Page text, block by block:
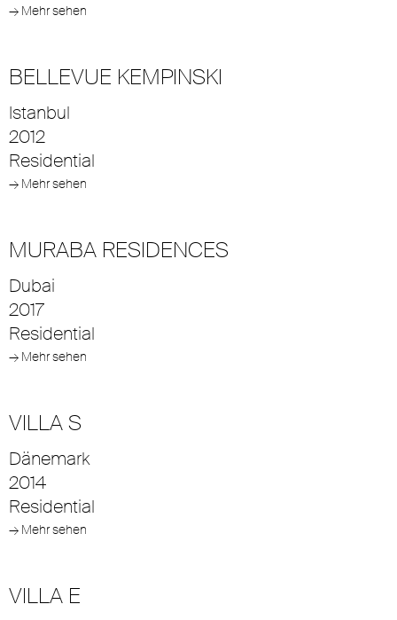
→ Mehr sehen
BELLEVUE KEMPINSKI
Istanbul
2012
Residential
→ Mehr sehen
MURABA RESIDENCES
Dubai
2017
Residential
→ Mehr sehen
VILLA S
Dänemark
2014
Residential
→ Mehr sehen
VILLA E